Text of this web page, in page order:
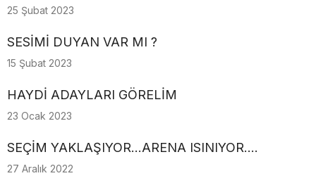
25 Şubat 2023
SESİMİ DUYAN VAR MI ?
15 Şubat 2023
HAYDİ ADAYLARI GÖRELİM
23 Ocak 2023
SEÇİM YAKLAŞIYOR...ARENA ISINIYOR....
27 Aralık 2022